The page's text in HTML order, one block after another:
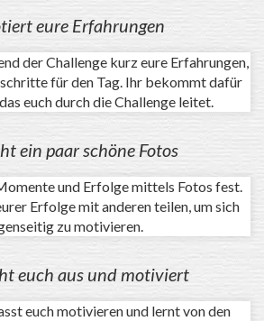
eure Erfahrungen
der Challenge kurz eure Erfahrungen,
für den Tag. Ihr bekommt dafür
euch durch die Challenge leitet.
ein paar schöne Fotos
und Erfolge mittels Fotos fest.
Erfolge mit anderen teilen, um sich
zu motivieren.
euch aus und motiviert
euch motivieren und lernt von den